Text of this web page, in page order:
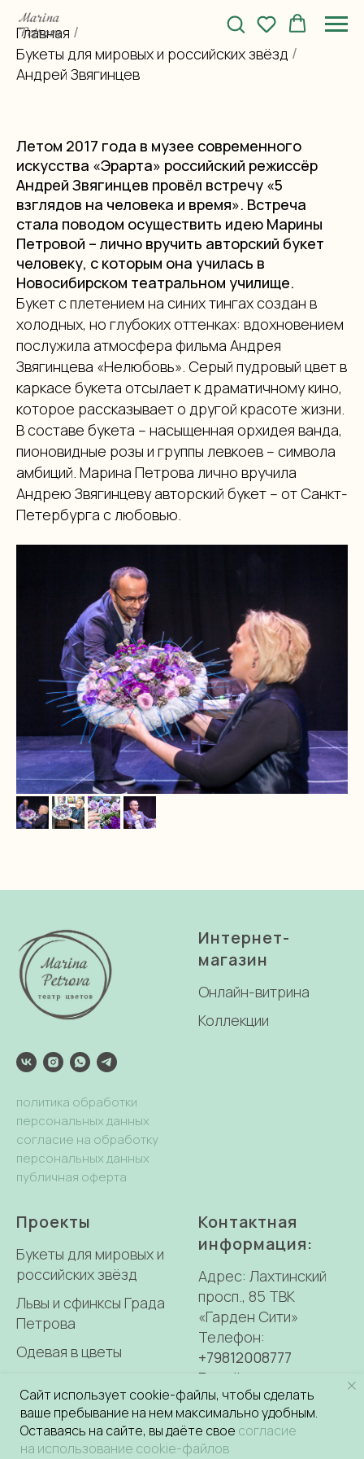
Главная /
Букеты для мировых и российских звёзд /
Андрей Звягинцев
Летом 2017 года в музее современного
искусства «Эрарта» российский режиссёр
Андрей Звягинцев провёл встречу «5
взглядов на человека и время». Встреча
стала поводом осуществить идею Марины
Петровой – лично вручить авторский букет
человеку, с которым она училась в
Новосибирском театральном училище.
Букет с плетением на синих тингах создан в
холодных, но глубоких оттенках: вдохновением
послужила атмосфера фильма Андрея
Звягинцева «Нелюбовь». Серый пудровый цвет в
каркасе букета отсылает к драматичному кино,
которое рассказывает о другой красоте жизни.
В составе букета – насыщенная орхидея ванда,
пионовидные розы и группы левкоев – символа
амбиций. Марина Петрова лично вручила
Андрею Звягинцеву авторский букет – от Санкт-
Петербурга с любовью.
Сайт использует cookie-файлы, чтобы сделать
ваше пребывание на нем максимально удобным.
Оставаясь на сайте, вы даёте свое согласие
на использование cookie-файлов
политика обработки
персональных данных
согласие на обработку
персональных данных
публичная оферта
Интернет-
магазин
Онлайн-витрина
Коллекции
Проекты
Букеты для мировых и
российских звёзд
Львы и сфинксы Града
Петрова
Одевая в цветы
Контактная
информация:
Адрес: Лахтинский
просп., 85 ТВК
«Гарден Сити»
Телефон:
+79812008777
E-mail:
0917770@mail.ru